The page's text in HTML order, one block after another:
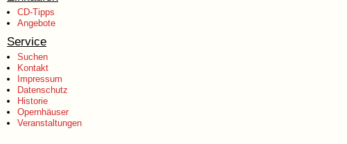
CD-Tipps
Angebote
Service
Suchen
Kontakt
Impressum
Datenschutz
Historie
Opernhäuser
Veranstaltungen